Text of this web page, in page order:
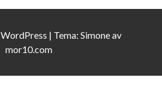
WordPress | Tema: Simoneav
mor10.com